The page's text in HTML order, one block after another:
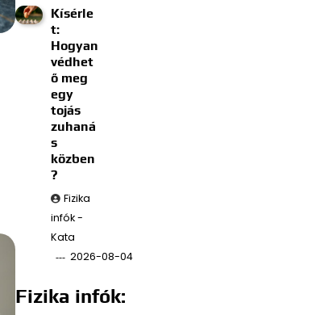
Kísérle
t:
Hogyan
védhet
ő meg
egy
tojás
zuhaná
s
közben
?
Fizika
infók -
Kata
2026-08-04
Fizika infók: